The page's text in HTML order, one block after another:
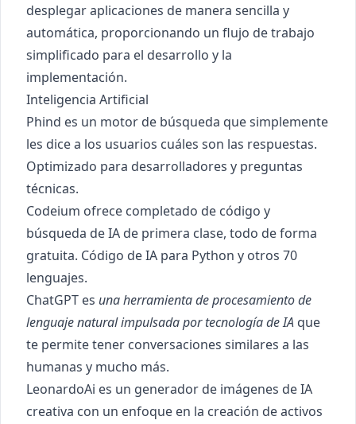
desplegar aplicaciones de manera sencilla y
automática, proporcionando un flujo de trabajo
simplificado para el desarrollo y la
implementación.
Inteligencia Artificial
Phind es un motor de búsqueda que simplemente
les dice a los usuarios cuáles son las respuestas.
Optimizado para desarrolladores y preguntas
técnicas.
Codeium ofrece completado de código y
búsqueda de IA de primera clase, todo de forma
gratuita. Código de IA para Python y otros 70
lenguajes.
ChatGPT es una herramienta de procesamiento de
lenguaje natural impulsada por tecnología de IA que
te permite tener conversaciones similares a las
humanas y mucho más.
LeonardoAi es un generador de imágenes de IA
creativa con un enfoque en la creación de activos